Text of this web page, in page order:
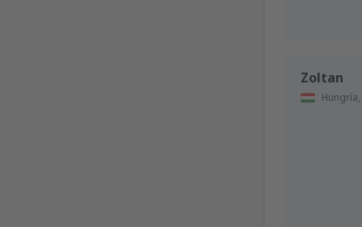
Zoltan
Hungría,